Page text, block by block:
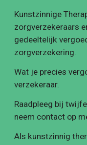
Kunstzinnige
zorgverzekeraars
gedeeltelijk
zorgverzekering.
Wat je precies
verzekeraar.
Raadpleeg bij
neem contact op
Als kunstzinnig